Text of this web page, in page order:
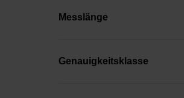
Messlänge
Genauigkeitsklasse